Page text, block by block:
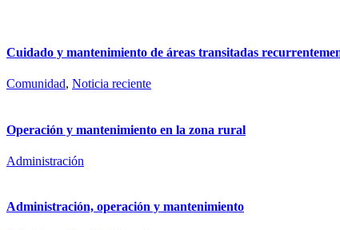
Cuidado y mantenimiento de áreas transitadas
Comunidad, Noticia reciente
Operación y mantenimiento en la zona rural
Administración
Administración, operación y mantenimiento